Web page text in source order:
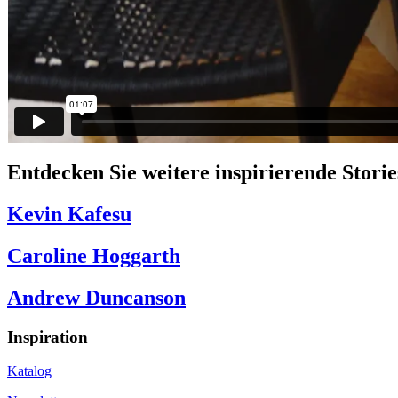
Entdecken Sie weitere inspirierende
Kevin Kafesu
Caroline Hoggarth
Andrew Duncanson
Inspiration
Katalog